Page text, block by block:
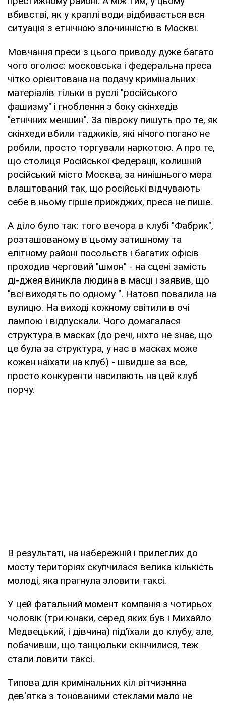
вбивстві, як у краплі води відбивається вся
ситуація з етнічною злочинністю в Москві.
Мовчання преси з цього приводу дуже багато
чого оголює: московська і федеральна преса
чітко орієнтована на подачу кримінальних
матеріалів тільки в руслі "російського
фашизму" і гноблення з боку скінхедів
"етнічних меншин". За півроку пишуть про те, як
скінхеди вбили таджиків, які нічого погано не
робили, просто торгували наркотою. А про те,
що столиця Російської Федерації, колишній
російський місто Москва, за нинішнього мера
влаштований так, що російські відчувають
себе в ньому гірше приїжджих, преса не пише.
А діло було так: того вечора в клубі "Фабрик",
розташованому в цьому затишному та
елітному районі посольств і багатих офісів
проходив черговий "шмон" - на сцені замість
ді-джея виникла людина в масці і заявив, що
"всі виходять по одному ". Натовп повалила на
вулицю. На виході кожному світили в очі
лампою і відпускали. Чого домагалася
структура в масках (до речі, ніхто не знає, що
це була за структура, у нас в масках може
кожен наїхати на клуб) - швидше за все,
просто конкуренти насилають на цей клуб
порчу.
В результаті, на набережній і прилеглих до
мосту територіях скупчилася велика кількість
молоді, яка прагнула зловити таксі.
У цей фатальний момент компанія з чотирьох
чоловік (три юнаки, серед яких був і Михайло
Медвецький, і дівчина) під'їхали до клубу, але,
побачивши, що танцюльки скінчилися, теж
стали ловити таксі.
Типова для кримінальних кіл вітчизняна
дев'ятка з тонованими стеклами мало не